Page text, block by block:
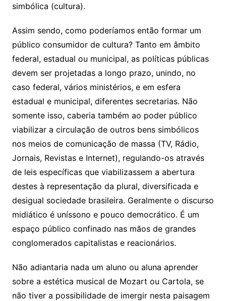
simbólica (cultura).
Assim sendo, como poderíamos então formar um
público consumidor de cultura? Tanto em âmbito
federal, estadual ou municipal, as políticas públicas
devem ser projetadas a longo prazo, unindo, no
caso federal, vários ministérios, e em esfera
estadual e municipal, diferentes secretarias. Não
somente isso, caberia também ao poder público
viabilizar a circulação de outros bens simbólicos
nos meios de comunicação de massa (TV, Rádio,
Jornais, Revistas e Internet), regulando-os através
de leis específicas que viabilizassem a abertura
destes à representação da plural, diversificada e
desigual sociedade brasileira. Geralmente o discurso
midiático é uníssono e pouco democrático. É um
espaço público confinado nas mãos de grandes
conglomerados capitalistas e reacionários.
Não adiantaria nada um aluno ou aluna aprender
sobre a estética musical de Mozart ou Cartola, se
não tiver a possibilidade de imergir nesta paisagem